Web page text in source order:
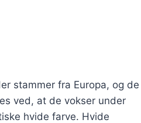
stammer fra Europa, og de
ved, at de vokser under
hvide farve. Hvide